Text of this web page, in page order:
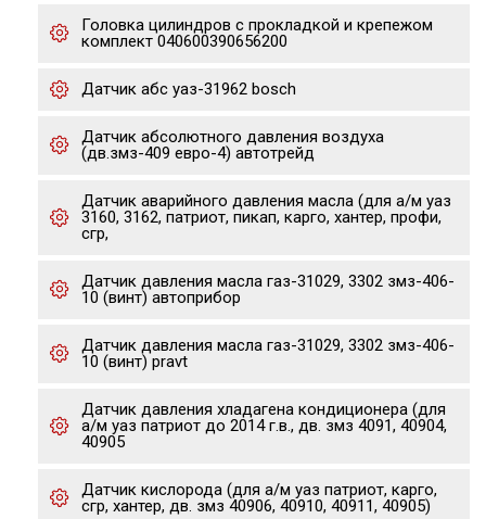
Головка цилиндров с прокладкой и крепежом
комплект 040600390656200
Датчик абс уаз-31962 bosch
Датчик абсолютного давления воздуха
(дв.змз-409 евро-4) автотрейд
Датчик аварийного давления масла (для а/м уаз
3160, 3162, патриот, пикап, карго, хантер, профи,
сгр,
Датчик давления масла газ-31029, 3302 змз-406-
10 (винт) автоприбор
Датчик давления масла газ-31029, 3302 змз-406-
10 (винт) pravt
Датчик давления хладагена кондиционера (для
а/м уаз патриот до 2014 г.в., дв. змз 4091, 40904,
40905
Датчик кислорода (для а/м уаз патриот, карго,
сгр, хантер, дв. змз 40906, 40910, 40911, 40905)